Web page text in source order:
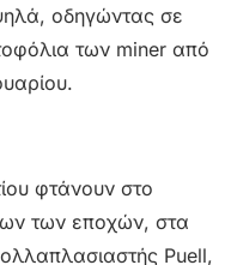
οδηγώντας σε
των miner από
φτάνουν στο
των εποχών, στα
Puell,